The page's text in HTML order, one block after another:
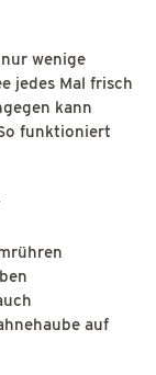
wenige
jedes Mal frisch
kann
funktioniert
auf